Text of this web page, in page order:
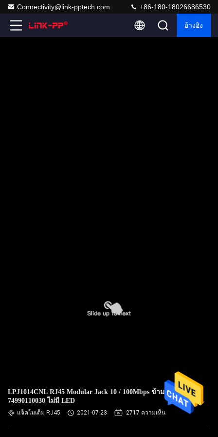
Connectivity@link-pptech.com +86-180-18026686530
อ้างอิง
LPJ1014CNL RJ45 Modular Jack 10 / 100Mbps ข้าม
74990110030 ไม่มี LED
แจ็คโมเด็ม RJ45 2021-07-23 2717 ความเห็น